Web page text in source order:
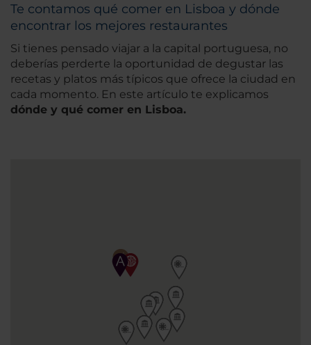
Te contamos qué comer en Lisboa y dónde
encontrar los mejores restaurantes
Si tienes pensado viajar a la capital portuguesa, no
deberías perderte la oportunidad de degustar las
recetas y platos más típicos que ofrece la ciudad en
cada momento. En este artículo te explicamos
dónde y qué comer en Lisboa.